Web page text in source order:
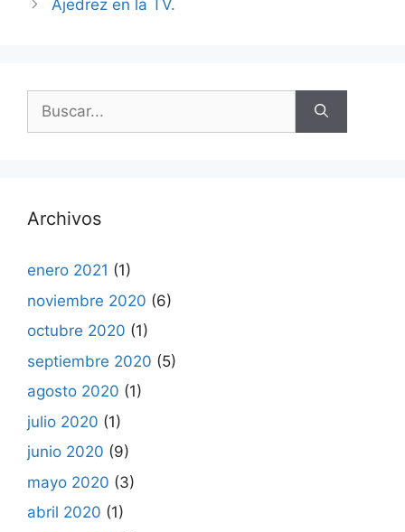
Ajedrez en la TV.
Buscar:
Archivos
enero 2021 (1)
noviembre 2020 (6)
octubre 2020 (1)
septiembre 2020 (5)
agosto 2020 (1)
julio 2020 (1)
junio 2020 (9)
mayo 2020 (3)
abril 2020 (1)